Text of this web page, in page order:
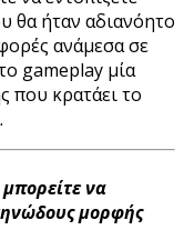
θα ήταν αδιανόητο
ανάμεσα σε
gameplay μία
που κρατάει το
να
μορφής